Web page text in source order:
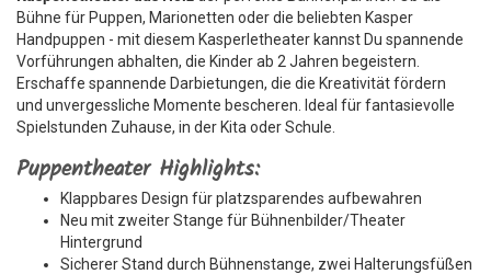
Bühne für Puppen, Marionetten oder die beliebten Kasper
Handpuppen - mit diesem Kasperletheater kannst Du spannende
Vorführungen abhalten, die Kinder ab 2 Jahren begeistern.
Erschaffe spannende Darbietungen, die die Kreativität fördern
und unvergessliche Momente bescheren. Ideal für fantasievolle
Spielstunden Zuhause, in der Kita oder Schule.
Puppentheater Highlights:
Klappbares Design für platzsparendes aufbewahren
Neu mit zweiter Stange für Bühnenbilder/Theater
Hintergrund
Sicherer Stand durch Bühnenstange, zwei Halterungsfüßen